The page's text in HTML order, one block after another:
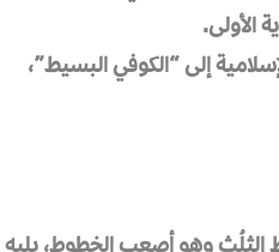
الأولى.
إلى “الكوفي البسيط”،
الثلُث وهو أصعب الخطوط، يليه